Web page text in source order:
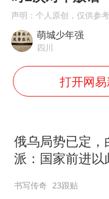
声明：个人原创，仅供参考
萌城少年强
四川
打开网
俄乌局势已定，
派：国家前进以
书写传奇 23跟贴